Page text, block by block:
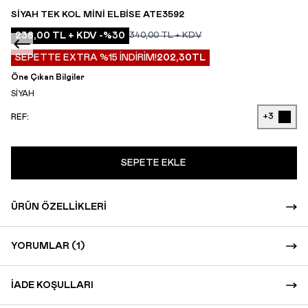
SIYAH TEK KOL MINI ELBISE ATE3592
238,00 TL + KDV -%30 340,00TL + KDV
SEPETTE EXTRA %15 İNDİRİM!202,30TL
Öne Çıkan Bilgiler
SİYAH
REF: +3
SEPETE EKLE
ÜRÜN ÖZELLIKLERI
YORUMLAR (1)
İADE KOŞULLARI